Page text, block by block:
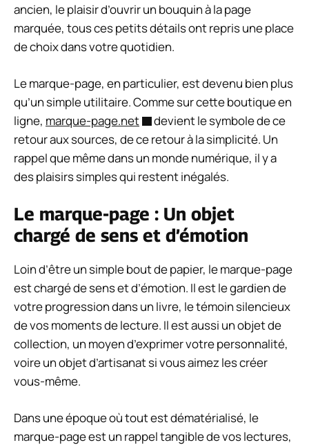
ancien, le plaisir d’ouvrir un bouquin à la page
marquée, tous ces petits détails ont repris une place
de choix dans votre quotidien.
Le marque-page, en particulier, est devenu bien plus
qu’un simple utilitaire. Comme sur cette boutique en
ligne, marque-page.net
devient le symbole de ce
retour aux sources, de ce retour à la simplicité. Un
rappel que même dans un monde numérique, il y a
des plaisirs simples qui restent inégalés.
Le marque-page : Un objet
chargé de sens et d’émotion
Loin d’être un simple bout de papier, le marque-page
est chargé de sens et d’émotion. Il est le gardien de
votre progression dans un livre, le témoin silencieux
de vos moments de lecture. Il est aussi un objet de
collection, un moyen d’exprimer votre personnalité,
voire un objet d’artisanat si vous aimez les créer
vous-même.
Dans une époque où tout est dématérialisé, le
marque-page est un rappel tangible de vos lectures,